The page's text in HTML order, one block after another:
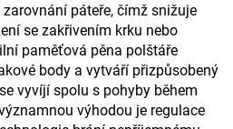
páteře, čímž snižuje
se zakřivením krku nebo
paměťová pěna polštáře
body a vytváří přizpůsobený
vyvíjí spolu s pohyby během
výhodou je regulace